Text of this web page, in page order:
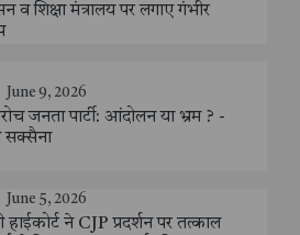
व शिक्षा मंत्रालय पर लगाए गंभीर
June 9, 2026
जनता पार्टी: आंदोलन या भ्रम ? -
June 5, 2026
हाईकोर्ट ने CJP प्रदर्शन पर तत्काल